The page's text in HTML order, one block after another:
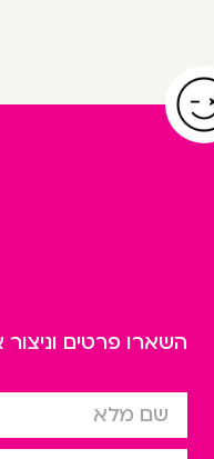
השארו פרטים
שם מלא